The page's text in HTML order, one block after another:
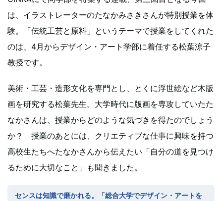
は、イラストレーターのたなかみさきさんが特別授業を体
験。「伝統工芸と原料」というテーマで授業をしてくれた
のは、4月からデザイン・アート学部に着任する松葉涼子
教授です。
美術・工芸・造形文化を専門とし、とくに浮世絵など木版
画を研究する松葉先生。大学時代に版画を専攻していたた
なかさんは、授業からどのような気づきを得たのでしょう
か？ 授業のあとには、クリエティブな仕事に興味を持つ
高校生たちへたなかさんから伝えたい「自分の道を見つけ
るために大切なこと」も聞きました。
センスは知識で磨かれる。「総合大学でデザイン・アートを